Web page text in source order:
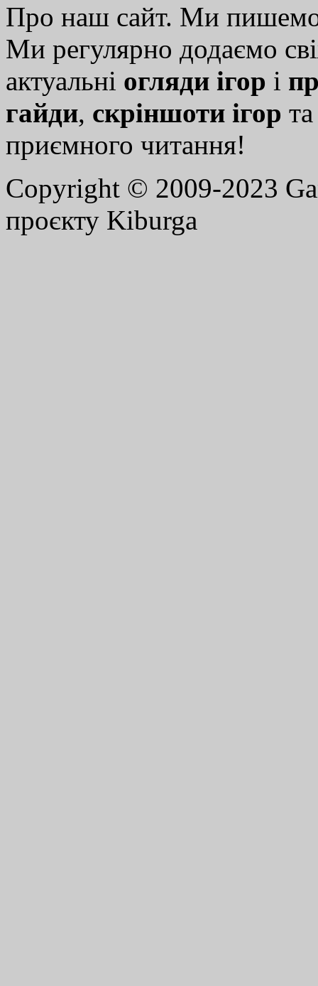
Про наш сайт. Ми
Ми регулярно додаємо
актуальні огляди ігор і
гайди, скріншоти ігор
приємного читання!
Copyright © 2009-2023
проєкту Kiburga